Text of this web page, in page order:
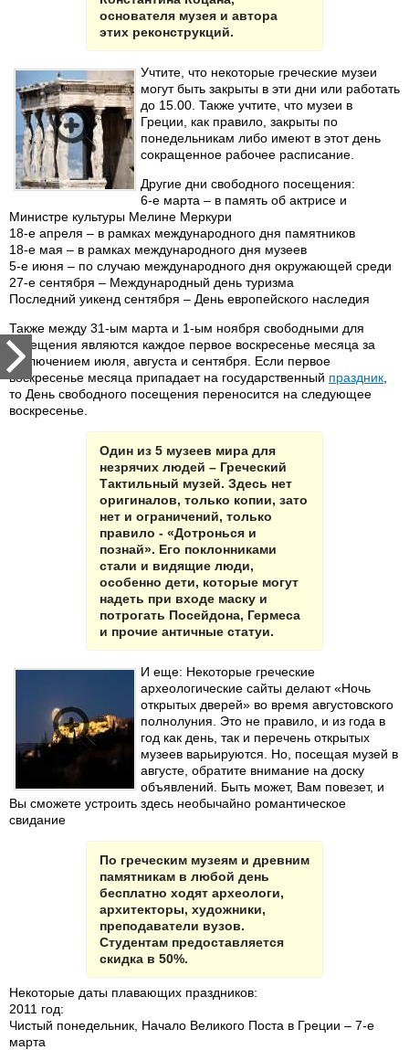
основателя музея и автора
этих реконструкций.
Учтите, что некоторые греческие музеи
могут быть закрыты в эти дни или работать
до 15.00. Также учтите, что музеи в
Греции, как правило, закрыты по
понедельникам либо имеют в этот день
сокращенное рабочее расписание.
Другие дни свободного посещения:
6-е марта – в память об актрисе и
Министре культуры Мелине Меркури
18-е апреля – в рамках международного дня памятников
18-е мая – в рамках международного дня музеев
5-е июня – по случаю международного дня окружающей среди
27-е сентября – Международный день туризма
Последний уикенд сентября – День европейского наследия
Также между 31-ым марта и 1-ым ноября свободными для
посещения являются каждое первое воскресенье месяца за
исключением июля, августа и сентября. Если первое
воскресенье месяца припадает на государственный праздник
то День свободного посещения переносится на следующее
воскресенье.
Один из 5 музеев мира для
незрячих людей – Греческий
Тактильный музей. Здесь нет
оригиналов, только копии, зато
нет и ограничений, только
правило - «Дотронься и
познай». Его поклонниками
стали и видящие люди,
особенно дети, которые могут
надеть при входе маску и
потрогать Посейдона, Гермеса
и прочие античные статуи.
И еще: Некоторые греческие
археологические сайты делают «Ночь
открытых дверей» во время августовского
полнолуния. Это не правило, и из года в
год как день, так и перечень открытых
музеев варьируются. Но, посещая музей в
августе, обратите внимание на доску
объявлений. Быть может, Вам повезет, и
Вы сможете устроить здесь необычайно романтическое
свидание
По греческим музеям и древним
памятникам в любой день
бесплатно ходят археологи,
архитекторы, художники,
преподаватели вузов.
Студентам предоставляется
скидка в 50%.
Некоторые даты плавающих праздников:
2011 год:
Чистый понедельник, Начало Великого Поста в Греции – 7-е
марта